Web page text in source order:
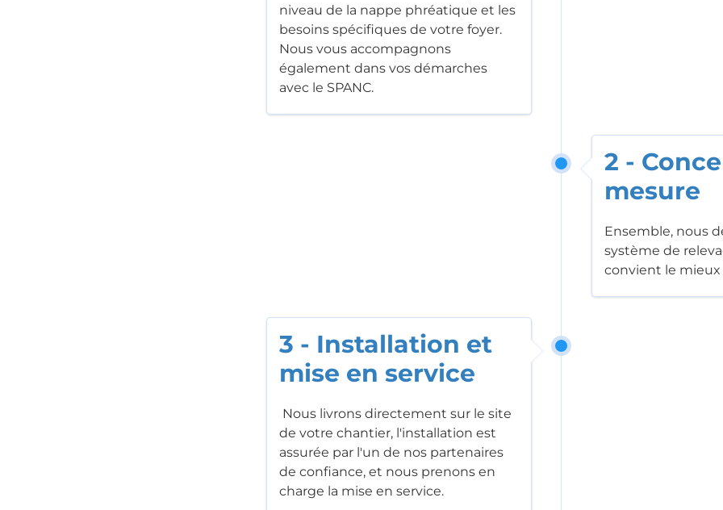
niveau de la nappe phréatique et les
besoins spécifiques de votre foyer.
Nous vous accompagnons
également dans vos démarches
avec le SPANC.
2 -
mesure
Ensemble, nous
système de
convient le mieux
3 - Installation et
mise en service
Nous livrons directement sur le site
de votre chantier, l'installation est
assurée par l'un de nos partenaires
de confiance, et nous prenons en
charge la mise en service.